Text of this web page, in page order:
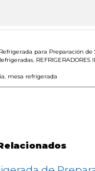
para Preparación de
REFRIGERADORES
mesa refrigerada